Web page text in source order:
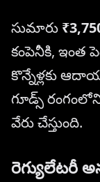
సుమారు
కంపెనీకి, ఇంత
కొన్నేళ్లకు
గూడ్స్
వేరు చేస్తుంది.
రెగ్యులేటరీ